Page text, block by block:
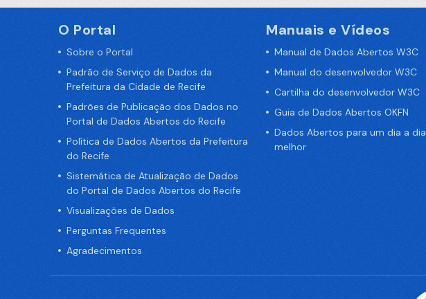
O Portal
Sobre o Portal
Padrão de Serviço de Dados da
Prefeitura da Cidade de Recife
Padrões de Publicação dos Dados no
Portal de Dados Abertos do Recife
Política de Dados Abertos da Prefeitura
do Recife
Sistemática de Atualização de Dados
do Portal de Dados Abertos do Recife
Visualizações de Dados
Perguntas Frequentes
Agradecimentos
Manuais e Vídeos
Manual de Dados Abertos W3C
Manual do desenvolvedor W3C
Cartilha do desenvolvedor W3C
Guia de Dados Abertos OKFN
Dados Abertos para um dia a dia
melhor